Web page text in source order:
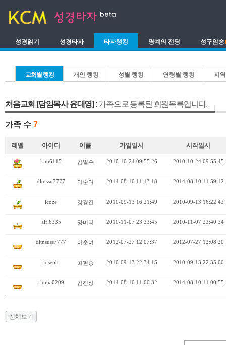
성경읽기 성경타자 타자랭킹 명예의 전당 성구암송
교회별 랭킹 개인 랭킹 성별 랭킹 연령별 랭킹 지
처음교회 [담임목사 윤대영] :가족으로 등록된 회원목록입니다.
가족 수 7
레벨 아이디 이름 가입일시 시작일시
kim6115 김일수 2010-10-24 09:55:26 2010-10-24 09:55:45
dltnssu7777 이순여 2014-08-10 11:13:18 2014-08-10 11:59:12
icoze 강경진 2010-09-13 16:21:49 2010-09-13 16:22:43
alfl6335 양미리 2010-11-07 23:33:45 2010-11-07 23:40:34
dltnsuss7777 이순여 2012-07-27 12:07:37 2012-07-27 12:08:20
joseph 최현종 2010-09-13 22:34:15 2010-09-13 22:35:00
rlqma0209 김진성 2014-08-10 11:00:32 2014-08-10 11:00:55
전체보기